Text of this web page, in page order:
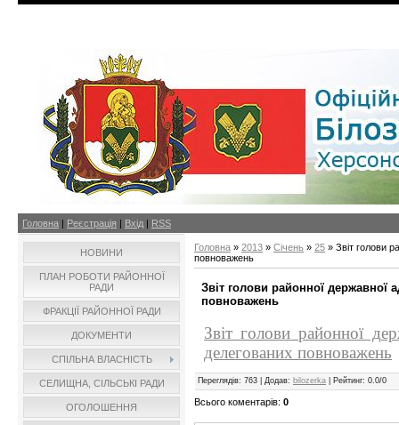
Головна | Реєстрація | Вхід | RSS
НОВИНИ
ПЛАН РОБОТИ РАЙОННОЇ
РАДИ
ФРАКЦІЇ РАЙОННОЇ РАДИ
ДОКУМЕНТИ
СПІЛЬНА ВЛАСНІСТЬ
СЕЛИЩНА, СІЛЬСЬКІ РАДИ
ОГОЛОШЕННЯ
Головна » 2013 » Січень » 25 » Звіт голови
повноважень
Звіт голови районної державної
повноважень
Звіт голови районної
делегованих повноважень
Переглядів: 763 | Додав: bilozerka Рейтинг: 0.0/0
Всього коментарів: 0